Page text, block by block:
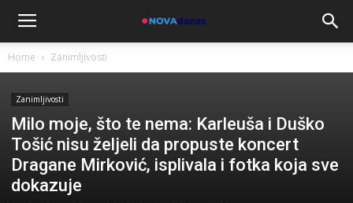
Home Zanimljivosti
Zanimljivosti
Milo moje, što te nema: Karleuša i Duško
Tošić nisu željeli da propuste koncert
Dragane Mirković, isplivala i fotka koja sve
dokazuje